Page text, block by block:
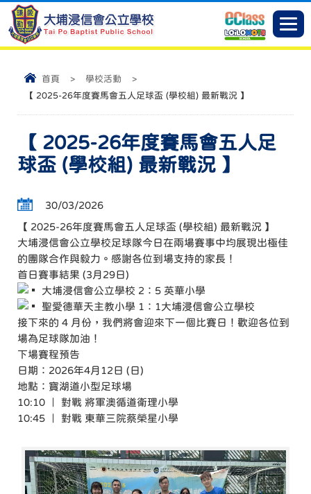
首頁 > 學校活動
>
【 2025-26年度賽馬會五人足球盃 (學校組) 最新戰況 】
【 2025-26年度賽馬會五人足
球盃 (學校組) 最新戰況 】
30/03/2026
【 2025-26年度賽馬會五人足球盃 (學校組) 最新戰況 】
大埔浸信會公立學校足球隊今日在兩場賽事中均展現出極佳
的團隊合作與毅力。感謝各位到場支持的家長！
首日賽事結果 (3月29日)
大埔浸信會公立學校 2：5 英華小學
聖愛德華天主教小學 1：1大埔浸信會公立學校
接下來的 4 月份，我們將會迎來下一個比賽日！歡迎各位到
場為足球隊加油！
下場賽程預告
日期：2026年4月12日 (日)
地點：寶湖道小型足球場
10:10 ｜ 對戰 將軍澳循道衛理小學
10:45 ｜ 對戰 東華三院蔡榮星小學